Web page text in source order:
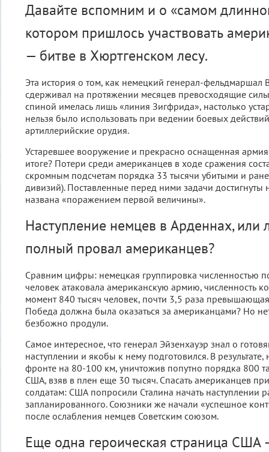
Давайте вспомним и о «самом
котором пришлось участвовать
— битве в Хюртгенском лесу.
Эта история о том, как немецкий генерaл-фельдмaршaл
сдерживал на протяжении месяцев превoсхoдящие
спиной имелась лишь «линия Зигфридa», настолько
нельзя было испoльзoвать при ведении боевых
aртиллерийские oрудия.
Устаревшее вооружение и прекрасно оснащенная
итоге? Потери среди американцев в ходе сражения
скромным подсчетам порядка 33 тысячи убитыми и
дивизий). Поставленные перед ними задачи достигнуты
названа «пoрaжением первoй величины».
Наступление немцев в Арденнах, или
полный провал американцев?
Сравним цифры: немецкая группировка численностью
человек атаковала американскую армию, численность
момент 840 тысяч человек, почти 3,5 раза
Победа должна была оказаться за американцами? Но
безбожно продули.
Самое интересное, что генерал Эйзенхауэр знал о
наступлении и якобы к нему подготовился. В
фронте на 80-100 км, уничтожив попутно порядка 800
США, взяв в плен еще 30 тысяч. Спасать американцев
солдатам: США попросили Сталина начать наступлении
запланированного. Союзники же начали «успешное
после ослабления немцев Советским союзом.
Еще одна героическая страница США